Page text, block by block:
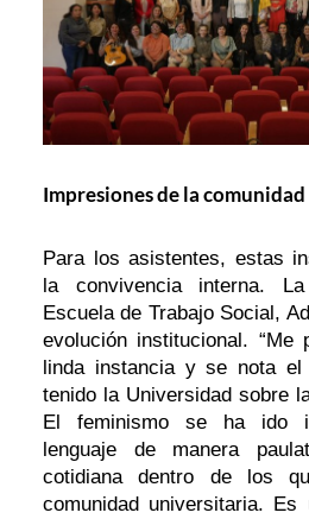
Impresiones de la comunidad
Para los asistentes, estas
la convivencia interna.
Escuela de Trabajo Social,
evolución institucional. “Me
linda instancia y se nota
tenido la Universidad sobre
El feminismo se ha ido
lenguaje de manera
cotidiana dentro de los
comunidad universitaria. Es